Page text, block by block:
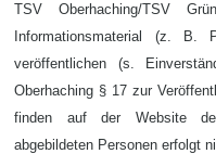
TSV Oberhaching/TSV
Informationsmaterial (z. B.
veröffentlichen (s.
Oberhaching § 17 zur
finden auf der Website
abgebildeten Personen erfolgt